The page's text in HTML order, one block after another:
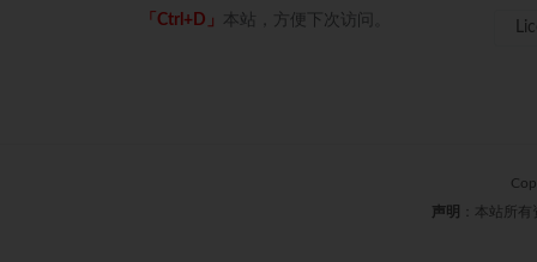
「Ctrl+D」 本站，方便下次访问。
声明
：本站所